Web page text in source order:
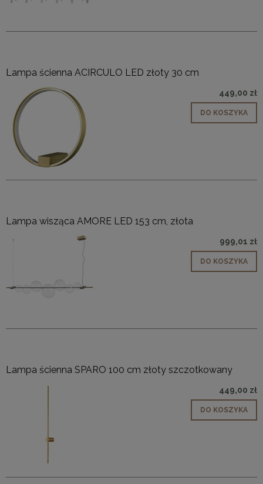
Lampa ścienna ACIRCULO LED złoty 30 cm
449,00 zł
DO KOSZYKA
Lampa wisząca AMORE LED 153 cm, złota
999,01 zł
DO KOSZYKA
Lampa ścienna SPARO 100 cm złoty szczotkowany
449,00 zł
DO KOSZYKA